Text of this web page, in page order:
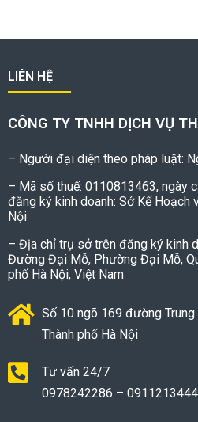
LIÊN HỆ
CÔNG TY TNHH DỊCH VỤ
– Người đại diện theo pháp luật:
– Mã số thuế: 0110813463, ngày
đăng ký kinh doanh: Sở Kế Hoạch
Nội
– Địa chỉ trụ sở trên đăng ký kinh
Đường Đại Mỗ, Phường Đại Mỗ,
phố Hà Nội, Việt Nam
Số 10 ngõ 169 đường
Thành phố Hà Nội
Tư vấn 24/7
0978242286 – 0911213444